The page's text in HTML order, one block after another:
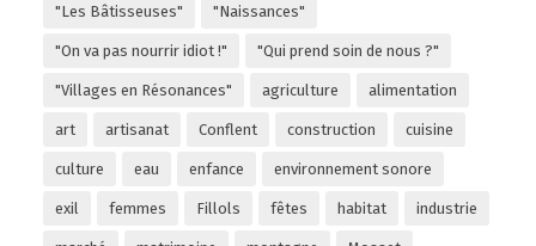
"Les Bâtisseuses" "Naissances"
"On va pas nourrir idiot !" "Qui prend soin de nous ?"
"Villages en Résonances" agriculture alimentation
art artisanat Conflent construction cuisine
culture eau enfance environnement sonore
exil femmes Fillols fêtes habitat industrie